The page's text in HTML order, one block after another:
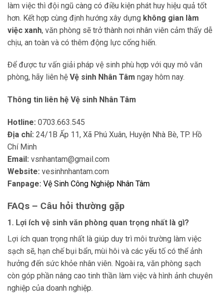
làm việc thì đội ngũ càng có điều kiện phát huy hiệu quả tốt
hơn. Kết hợp cùng định hướng xây dựng không gian làm
việc xanh, văn phòng sẽ trở thành nơi nhân viên cảm thấy dễ
chịu, an toàn và có thêm động lực cống hiến.
Để được tư vấn giải pháp vệ sinh phù hợp với quy mô văn
phòng, hãy liên hệ Vệ sinh Nhân Tâm ngay hôm nay.
Thông tin liên hệ Vệ sinh Nhân Tâm
Hotline: 0703.663.545
Địa chỉ: 24/1B Ấp 11, Xã Phú Xuân, Huyện Nhà Bè, TP. Hồ
Chí Minh
Email: vsnhantam@gmail.com
Website: vesinhnhantam.com
Fanpage: Vệ Sinh Công Nghiệp Nhân Tâm
FAQs – Câu hỏi thường gặp
1. Lợi ích vệ sinh văn phòng quan trọng nhất là gì?
Lợi ích quan trọng nhất là giúp duy trì môi trường làm việc
sạch sẽ, hạn chế bụi bẩn, mùi hôi và các yếu tố có thể ảnh
hưởng đến sức khỏe nhân viên. Ngoài ra, văn phòng sạch
còn góp phần nâng cao tinh thần làm việc và hình ảnh chuyên
nghiệp của doanh nghiệp.